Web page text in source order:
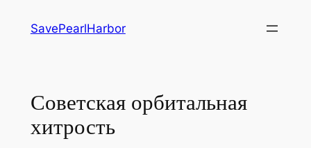
SavePearlHarbor
Советская орбитальная
хитрость